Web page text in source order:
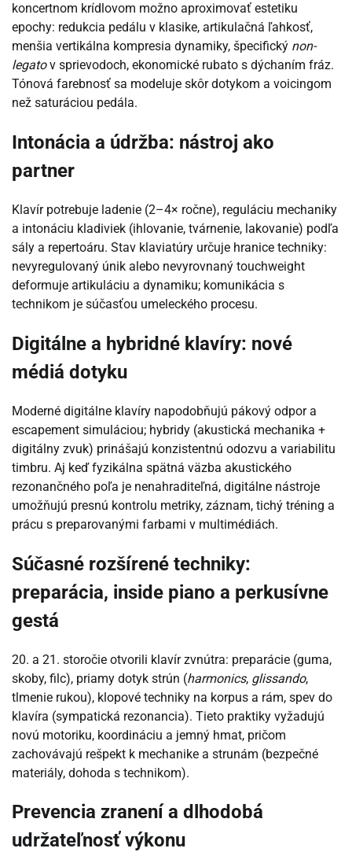
koncertnom krídlovom možno aproximovať estetiku
epochy: redukcia pedálu v klasike, artikulačná ľahkosť,
menšia vertikálna kompresia dynamiky, špecifický non-
legatov sprievodoch, ekonomické rubato s dýchaním fráz.
Tónová farebnosť sa modeluje skôr dotykom a voicingom
než saturáciou pedála.
Intonácia a údržba: nástroj ako
partner
Klavír potrebuje ladenie (2–4× ročne), reguláciu mechaniky
a intonáciu kladiviek (ihlovanie, tvárnenie, lakovanie) podľa
sály a repertoáru. Stav klaviatúry určuje hranice techniky:
nevyregulovaný únik alebo nevyrovnaný touchweight
deformuje artikuláciu a dynamiku; komunikácia s
technikom je súčasťou umeleckého procesu.
Digitálne a hybridné klavíry: nové
médiá dotyku
Moderné digitálne klavíry napodobňujú pákový odpor a
escapement simuláciou; hybridy (akustická mechanika +
digitálny zvuk) prinášajú konzistentnú odozvu a variabilitu
timbru. Aj keď fyzikálna spätná väzba akustického
rezonančného poľa je nenahraditeľná, digitálne nástroje
umožňujú presnú kontrolu metriky, záznam, tichý tréning a
prácu s preparovanými farbami v multimédiách.
Súčasné rozšírené techniky:
preparácia, inside piano a perkusívne
gestá
20. a 21. storočie otvorili klavír zvnútra: preparácie (guma,
skoby, filc), priamy dotyk strún (harmonics, glissando,
tlmenie rukou), klopové techniky na korpus a rám, spev do
klavíra (sympatická rezonancia). Tieto praktiky vyžadujú
novú motoriku, koordináciu a jemný hmat, pričom
zachovávajú rešpekt k mechanike a strunám (bezpečné
materiály, dohoda s technikom).
Prevencia zranení a dlhodobá
udržateľnosť výkonu